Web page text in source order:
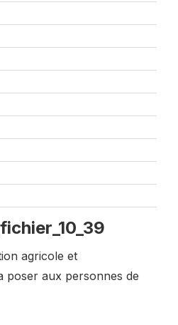
agricole et
poser aux personnes de